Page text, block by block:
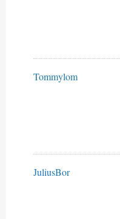
Tommylom
JuliusBor